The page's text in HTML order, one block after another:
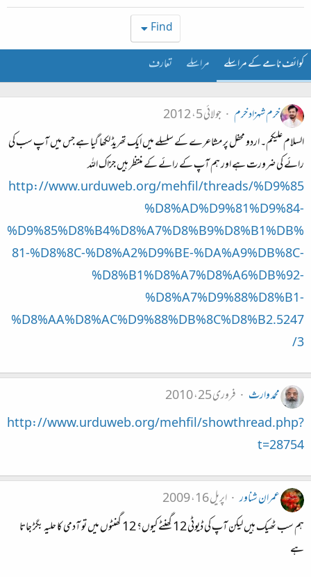
Find
کوائف نامے کے مراسلے مراسلے تعارف
خرم شہزاد خرم
جولائی 5، 2012
السلام علیکم۔ اردو محفل پر مشاعرے کے سلسلے میں ایک تھریڈ لکھا گیا ہے جس میں آپ سب کی
رائے کی ضرورت ہے اور ہم آپ کے رائے کے منتظر ہیں جزاک اللہ
http://www.urduweb.org/mehfil/threads/%D9%85
%D8%AD%D9%81%D9%84-
%D9%85%D8%B4%D8%A7%D8%B9%D8%B1%DB%
81-%D8%8C-%D8%A2%D9%BE-%DA%A9%DB%8C-
%D8%B1%D8%A7%D8%A6%DB%92-
%D8%A7%D9%88%D8%B1-
%D8%AA%D8%AC%D9%88%DB%8C%D8%B2.5247
3/
محمد وارث
فروری 25، 2010
http://www.urduweb.org/mehfil/showthread.php?
t=28754
عمران شناور
اپریل 16، 2009
ہم سب ٹھیک ہیں لیکن آپ کی‌ ڈیوٹی 12 گھنٹے کیوں؟ 12 گھنٹوں میں تو آدمی کا حلیہ بگڑ جاتا
ہے